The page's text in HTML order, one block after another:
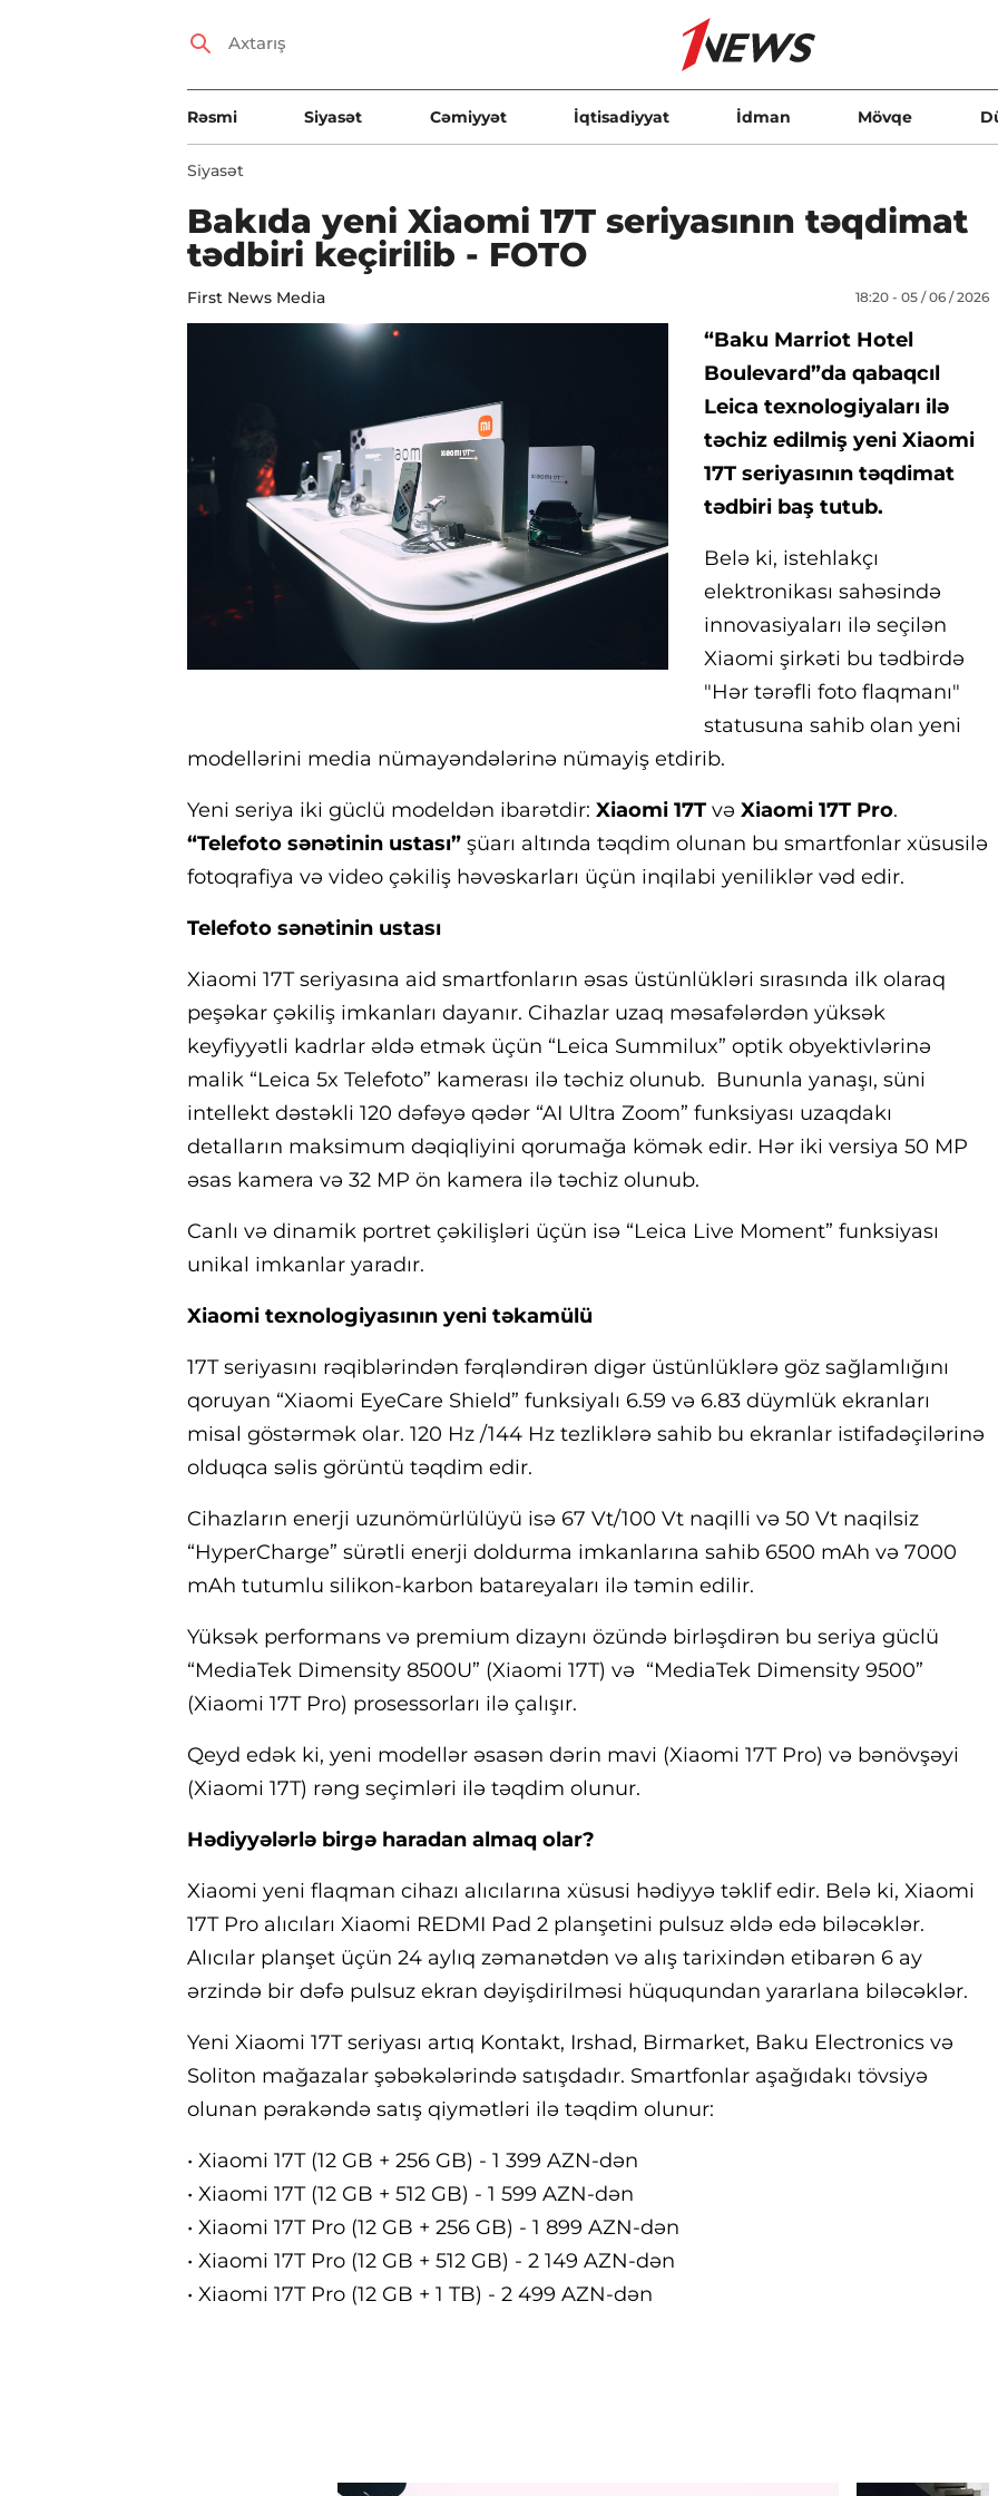
Rəsmi Siyasət Cəmiyyət İqtisadiyyat İdman Mövqe
Siyasət
Bakıda yeni Xiaomi 17T seriyasının təqdimat
tədbiri keçirilib - FOTO
First News Media 18:20 - 05 / 06 / 2026
“Baku Marriot Hotel
Boulevard”da qabaqcıl
Leica texnologiyaları ilə
təchiz edilmiş yeni Xiaomi
17T seriyasının təqdimat
tədbiri baş tutub.
Belə ki, istehlakçı
elektronikası sahəsində
innovasiyaları ilə seçilən
Xiaomi şirkəti bu tədbirdə
"Hər tərəfli foto flaqmanı"
statusuna sahib olan yeni
modellərini media nümayəndələrinə nümayiş etdirib.
Yeni seriya iki güclü modeldən ibarətdir: Xiaomi 17T və Xiaomi 17T Pro.
“Telefoto sənətinin ustası” şüarı altında təqdim olunan bu smartfonlar xüsusilə
fotoqrafiya və video çəkiliş həvəskarları üçün inqilabi yeniliklər vəd edir.
Telefoto sənətinin ustası
Xiaomi 17T seriyasına aid smartfonların əsas üstünlükləri sırasında ilk olaraq
peşəkar çəkiliş imkanları dayanır. Cihazlar uzaq məsafələrdən yüksək
keyfiyyətli kadrlar əldə etmək üçün “Leica Summilux” optik obyektivlərinə
malik “Leica 5x Telefoto” kamerası ilə təchiz olunub. Bununla yanaşı, süni
intellekt dəstəkli 120 dəfəyə qədər “AI Ultra Zoom” funksiyası uzaqdakı
detalların maksimum dəqiqliyini qorumağa kömək edir. Hər iki versiya 50 MP
əsas kamera və 32 MP ön kamera ilə təchiz olunub.
Canlı və dinamik portret çəkilişləri üçün isə “Leica Live Moment” funksiyası
unikal imkanlar yaradır.
Xiaomi texnologiyasının yeni təkamülü
17T seriyasını rəqiblərindən fərqləndirən digər üstünlüklərə göz sağlamlığını
qoruyan “Xiaomi EyeCare Shield” funksiyalı 6.59 və 6.83 düymlük ekranları
misal göstərmək olar. 120 Hz /144 Hz tezliklərə sahib bu ekranlar istifadəçilərinə
olduqca səlis görüntü təqdim edir.
Cihazların enerji uzunömürlülüyü isə 67 Vt/100 Vt naqilli və 50 Vt naqilsiz
“HyperCharge” sürətli enerji doldurma imkanlarına sahib 6500 mAh və 7000
mAh tutumlu silikon-karbon batareyaları ilə təmin edilir.
Yüksək performans və premium dizaynı özündə birləşdirən bu seriya güclü
“MediaTek Dimensity 8500U” (Xiaomi 17T) və “MediaTek Dimensity 9500”
(Xiaomi 17T Pro) prosessorları ilə çalışır.
Qeyd edək ki, yeni modellər əsasən dərin mavi (Xiaomi 17T Pro) və bənövşəyi
(Xiaomi 17T) rəng seçimləri ilə təqdim olunur.
Hədiyyələrlə birgə haradan almaq olar?
Xiaomi yeni flaqman cihazı alıcılarına xüsusi hədiyyə təklif edir. Belə ki, Xiaomi
17T Pro alıcıları Xiaomi REDMI Pad 2 planşetini pulsuz əldə edə biləcəklər.
Alıcılar planşet üçün 24 aylıq zəmanətdən və alış tarixindən etibarən 6 ay
ərzində bir dəfə pulsuz ekran dəyişdirilməsi hüququndan yararlana biləcəklər.
Yeni Xiaomi 17T seriyası artıq Kontakt, Irshad, Birmarket, Baku Electronics və
Soliton mağazalar şəbəkələrində satışdadır. Smartfonlar aşağıdakı tövsiyə
olunan pərakəndə satış qiymətləri ilə təqdim olunur:
• Xiaomi 17T (12 GB + 256 GB) - 1 399 AZN-dən
• Xiaomi 17T (12 GB + 512 GB) - 1 599 AZN-dən
• Xiaomi 17T Pro (12 GB + 256 GB) - 1 899 AZN-dən
• Xiaomi 17T Pro (12 GB + 512 GB) - 2 149 AZN-dən
• Xiaomi 17T Pro (12 GB + 1 TB) - 2 499 AZN-dən